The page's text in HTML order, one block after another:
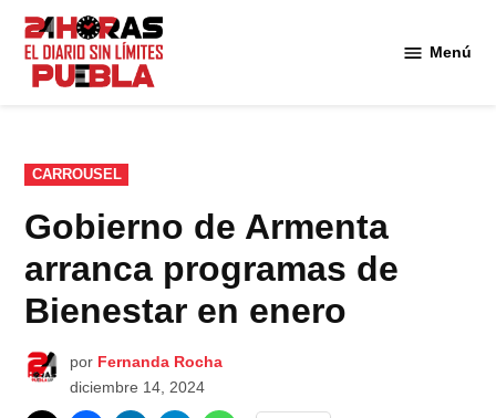
Saltar
contenido
Menú
PUBLICADO
EN
CARROUSEL
Gobierno de Armenta
arranca programas de
Bienestar en enero
por Fernanda Rocha
diciembre 14, 2024